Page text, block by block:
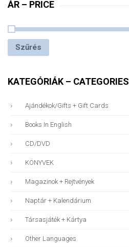
ÁR – PRICE
Szűrés
KATEGÓRIÁK – CATEGORIES
Ajándékok/gifts + Gift Cards
Books In English
CD/DVD
KÖNYVEK
Magazinok + Rejtvények
Naptár + Kalendárium
Társasjáték + Kártya
Other Languages